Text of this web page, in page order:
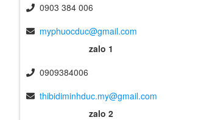
0903 384 006
myphuocduc@gmail.com
zalo 1
0909384006
thibidiminhduc.my@gmail.com
zalo 2